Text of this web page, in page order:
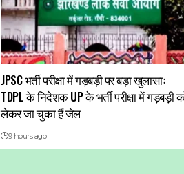
JPSC भर्ती परीक्षा में गड़बड़ी पर बड़ा खुलासाः
TDPL के निदेशक UP के भर्ती परीक्षा में गड़बड़ी
लेकर जा चुका हैं जेल
9 hours ago